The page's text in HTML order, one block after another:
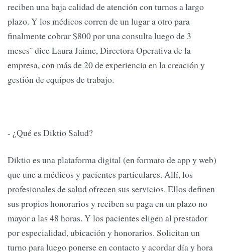
reciben una baja calidad de atención con turnos a largo
plazo. Y los médicos corren de un lugar a otro para
finalmente cobrar $800 por una consulta luego de 3
meses¨ dice Laura Jaime, Directora Operativa de la
empresa, con más de 20 de experiencia en la creación y
gestión de equipos de trabajo.
- ¿Qué es Diktio Salud?
Diktio es una plataforma digital (en formato de app y web)
que une a médicos y pacientes particulares. Allí, los
profesionales de salud ofrecen sus servicios. Ellos definen
sus propios honorarios y reciben su paga en un plazo no
mayor a las 48 horas. Y los pacientes eligen al prestador
por especialidad, ubicación y honorarios. Solicitan un
turno para luego ponerse en contacto y acordar día y hora